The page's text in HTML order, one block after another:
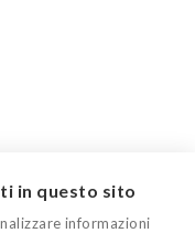
in questo sito
informazioni